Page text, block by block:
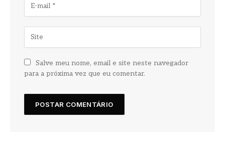
Salve meu nome, email e site neste navegador
para a próxima vez que eu comentar.